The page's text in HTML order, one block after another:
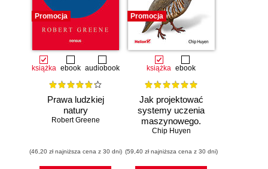
Promocja
książka ebook audiobook
Prawa ludzkiej
natury
Robert Greene
(46,20 zł najniższa cena z 30 dni)
Promocja
książka ebook
Jak projektować
systemy uczenia
maszynowego.
Iteracyjne
gotowych do pracy
Chip Huyen
(59,40 zł najniższa cena z 30 dni)